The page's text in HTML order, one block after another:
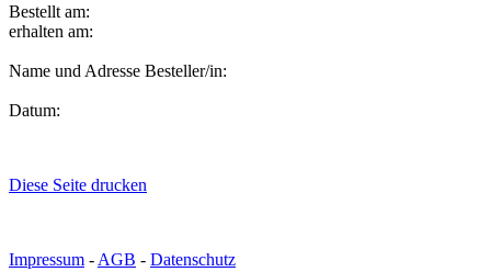
Bestellt am:
erhalten am:
Name und Adresse Besteller/in:
Datum:
Diese Seite drucken
Impressum - AGB - Datenschutz